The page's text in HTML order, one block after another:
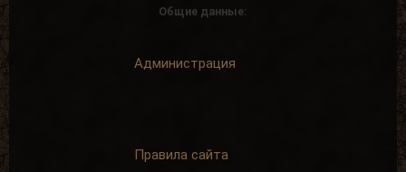
Общие данные:
Администрация
Правила сайта